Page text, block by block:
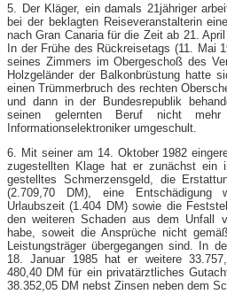
5. Der Kläger, ein damals 21jähriger
bei der beklagten Reiseveranstalterin
nach Gran Canaria für die Zeit ab 21.
In der Frühe des Rückreisetags (11. Mai
seines Zimmers im Obergeschoß des
Holzgeländer der Balkonbrüstung hatte
einen Trümmerbruch des rechten
und dann in der Bundesrepublik
seinen gelernten Beruf nicht
Informationselektroniker umgeschult.
6. Mit seiner am 14. Oktober 1982
zugestellten Klage hat er zunächst ein
gestelltes Schmerzensgeld, die
(2.709,70 DM), eine Entschädigung
Urlaubszeit (1.404 DM) sowie die
den weiteren Schaden aus dem Unfall
habe, soweit die Ansprüche nicht
Leistungsträger übergegangen sind. In
18. Januar 1985 hat er weitere
480,40 DM für ein privatärztliches
38.352,05 DM nebst Zinsen neben dem